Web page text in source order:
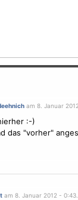
am 8. Januar
:-)
das "vorher"
am 8. Januar 2012 - 0:43.